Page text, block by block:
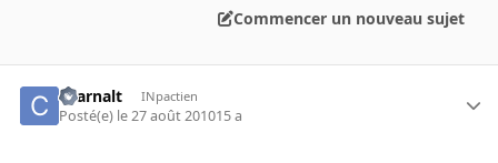
Commencer un nouveau sujet
charnalt INpactien
Posté(e) le 27 août 201015 a